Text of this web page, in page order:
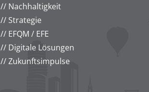
// Nachhaltigkeit
// Strategie
// EFQM / EFE
// Digitale Lösungen
//Zukunftsimpulse